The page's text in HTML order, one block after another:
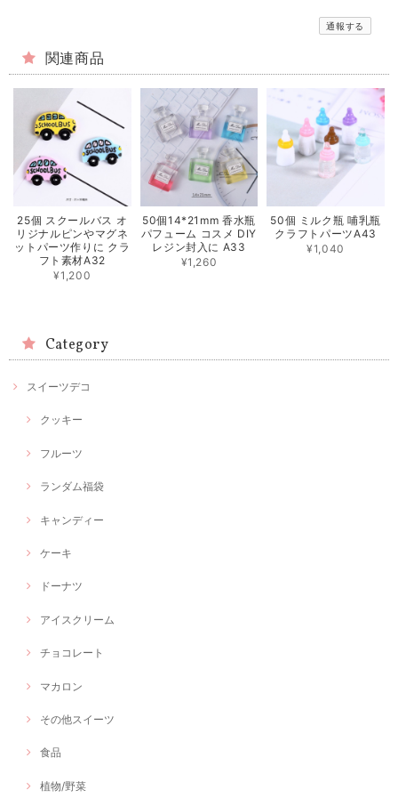
通報する
関連商品
25個 スクールバス オ
リジナルピンやマグネ
ットパーツ作りに クラ
フト素材A32
¥1,200
50個14*21mm 香水瓶
パフューム コスメ DIY
レジン封入に A33
¥1,260
50個 ミルク瓶 哺乳瓶
クラフトパーツA43
¥1,040
Category
スイーツデコ
クッキー
フルーツ
ランダム福袋
キャンディー
ケーキ
ドーナツ
アイスクリーム
チョコレート
マカロン
その他スイーツ
食品
植物/野菜